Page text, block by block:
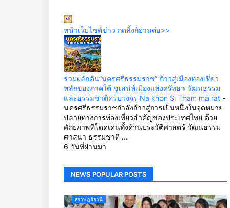
หน้าเว็บไซต์ข่าว กดลิ้งก์อ่านต่อ>>
ร่วมผลักดัน“นครศรีธรรมราช” ก้าวสู่เมืองท่องเที่ยว
หลักของภาคใต้ ชูเสน่ห์เมืองแห่งศรัทธา วัฒนธรรม
และธรรมชาติครบวงจร Na khon Si Tham ma rat -
นครศรีธรรมราชกำลังก้าวสู่การเป็นหนึ่งในจุดหมาย
ปลายทางการท่องเที่ยวสำคัญของประเทศไทย ด้วย
ศักยภาพที่โดดเด่นทั้งด้านประวัติศาสตร์ วัฒนธรรม
ศาสนา ธรรมชาติ ...
6 วันที่ผ่านมา
NEWS POPULAR POSTS
สุราษฎร์ธานี